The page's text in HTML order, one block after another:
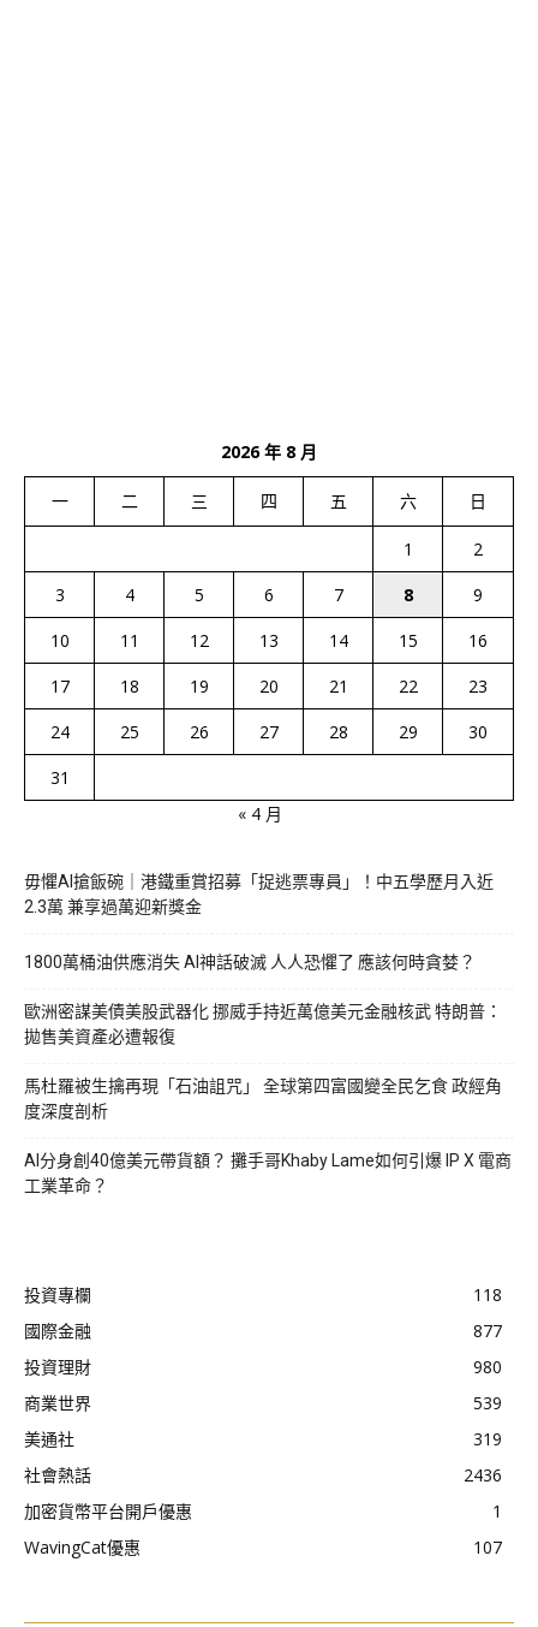
2026 年 8 月
一 二 三 四 五 六 日
1
2
3
4 5 6 7 8
9
10
11 12 13 14 15
16
17
18 19 20 21 22
23
24
25 26 27 28 29
30
31
« 4 月
毋懼AI搶飯碗｜港鐵重賞招募「捉逃票專員」！中五學歷月入近
2.3萬 兼享過萬迎新獎金
1800萬桶油供應消失 AI神話破滅 人人恐懼了 應該何時貪婪？
歐洲密謀美債美股武器化 挪威手持近萬億美元金融核武 特朗普：
拋售美資產必遭報復
馬杜羅被生擒再現「石油詛咒」 全球第四富國變全民乞食 政經角
度深度剖析
AI分身創40億美元帶貨額？ 攤手哥Khaby Lame如何引爆 IP X 電商
工業革命？
投資專欄
118
國際金融
877
投資理財
980
商業世界
539
美通社
319
社會熱話
2436
加密貨幣平台開戶優惠
1
WavingCat優惠
107